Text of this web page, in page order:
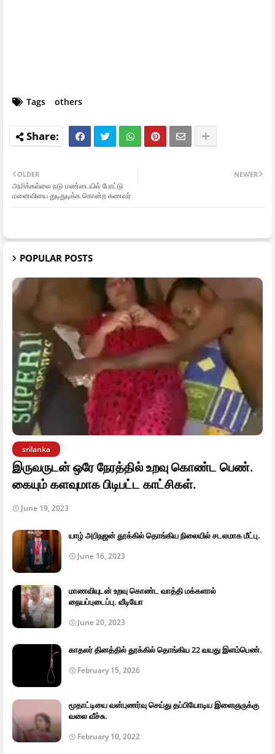
Tags others
NEWER
OLDER
அமிக்கல்லை நடு மண்டையில் போட்டு
மனைவியை துடிதுடிக்க கொன்ற கணவர்
POPULAR POSTS
srilanka
இருவருடன் ஒரே நேரத்தில் உறவு கொண்ட பெண்.
கையும் களவுமாக பிடிபட்ட காட்சிகள்.
June 19, 2023
யாழ் அபிநஜன் தூக்கில் தொங்கிய நிலையில் சடலமாக மீட்பு.
June 16, 2023
மாணவியுடன் உறவு கொண்ட வாத்தி மக்களால்
நையப்புடைப்பு. வீடியோ
June 20, 2023
காதலர் தினத்தில் தூக்கில் தொங்கிய 22 வயது இளம்பெண்.
February 15, 2026
மூதாட்டியை வன்புணர்வு செய்து தப்பியோடிய இளைஞருக்கு
வலை வீச்சு.
February 10, 2022